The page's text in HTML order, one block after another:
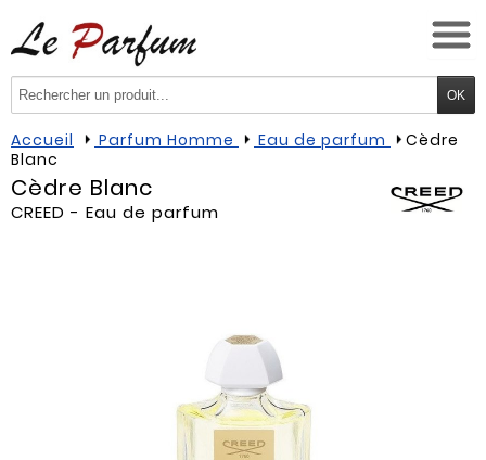
Accueil Parfum Homme Eau de parfum
Cèdre
Blanc
Cèdre Blanc
CREED - Eau de parfum